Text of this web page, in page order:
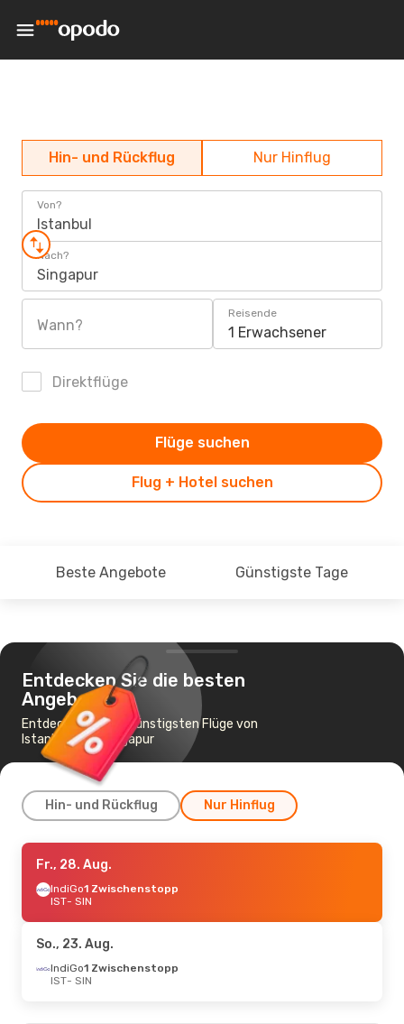
Hin- und Rückflug Nur Hinflug
Von?
Istanbul
Nach?
Singapur
Wann?
Reisende
1 Erwachsener
Direktflüge
Flug + Hotel suchen
Flüge suchen
Beste Angebote Günstigste Tage
Entdecken Sie die besten
Angebote
Entdecken Sie die günstigsten Flüge von
Istanbul nach Singapur
Hin- und Rückflug Nur Hinflug
Mo., 31. Aug.
IndiGo1 Zwischenstopp
IST- SIN
SIN- IST
Fr., 28. Aug.
IndiGo1 Zwischenstopp
IST- SIN
So., 23. Aug.
IndiGo1 Zwischenstopp
IST- SIN